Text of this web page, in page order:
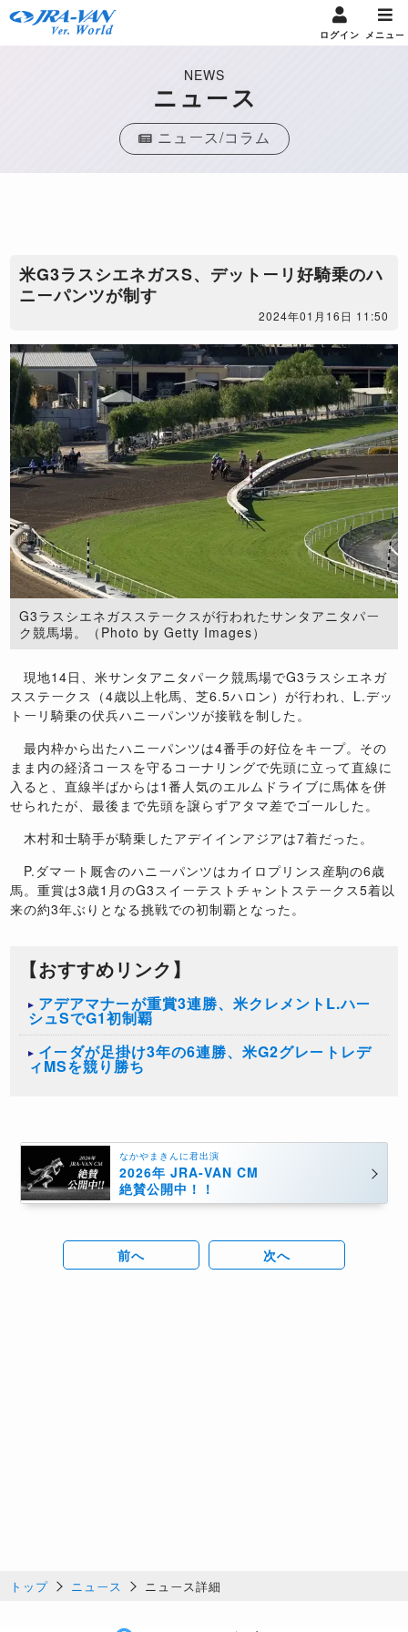
ログイン メニュー
NEWS
ニュース
ニュース/コラム
​米G3ラスシエネガスS、デットーリ好騎乗のハ
ニーパンツが制す
2024年01月16日 11:50
G3ラスシエネガスステークス​が行われたサンタアニタパー
ク競馬場。（Photo by Getty Images）
現地14日、米サンタアニタパーク競馬場でG3ラスシエネガ
スステークス（4歳以上牝馬、芝6.5ハロン）が行われ、L.デッ
トーリ騎乗の伏兵ハニーパンツが接戦を制した。
最内枠から出たハニーパンツは4番手の好位をキープ。その
まま内の経済コースを守るコーナリングで先頭に立って直線に
入ると、直線半ばからは1番人気のエルムドライブに馬体を併
せられたが、最後まで先頭を譲らずアタマ差でゴールした。
木村和士騎手が騎乗したアデイインアジアは7着だった。
P.ダマート厩舎のハニーパンツはカイロプリンス産駒の6歳
馬。重賞は3歳1月のG3スイーテストチャントステークス5着以
来の約3年ぶりとなる挑戦での初制覇となった。
【おすすめリンク】
アデアマナーが重賞3連勝、米クレメントL.ハー
シュSでG1初制覇
イーダが足掛け3年の6連勝、米G2グレートレデ
ィMSを競り勝ち
なかやまきんに君出演
2026年 JRA-VAN CM
絶賛公開中！！
前へ 次へ
トップ ニュース ニュース詳細